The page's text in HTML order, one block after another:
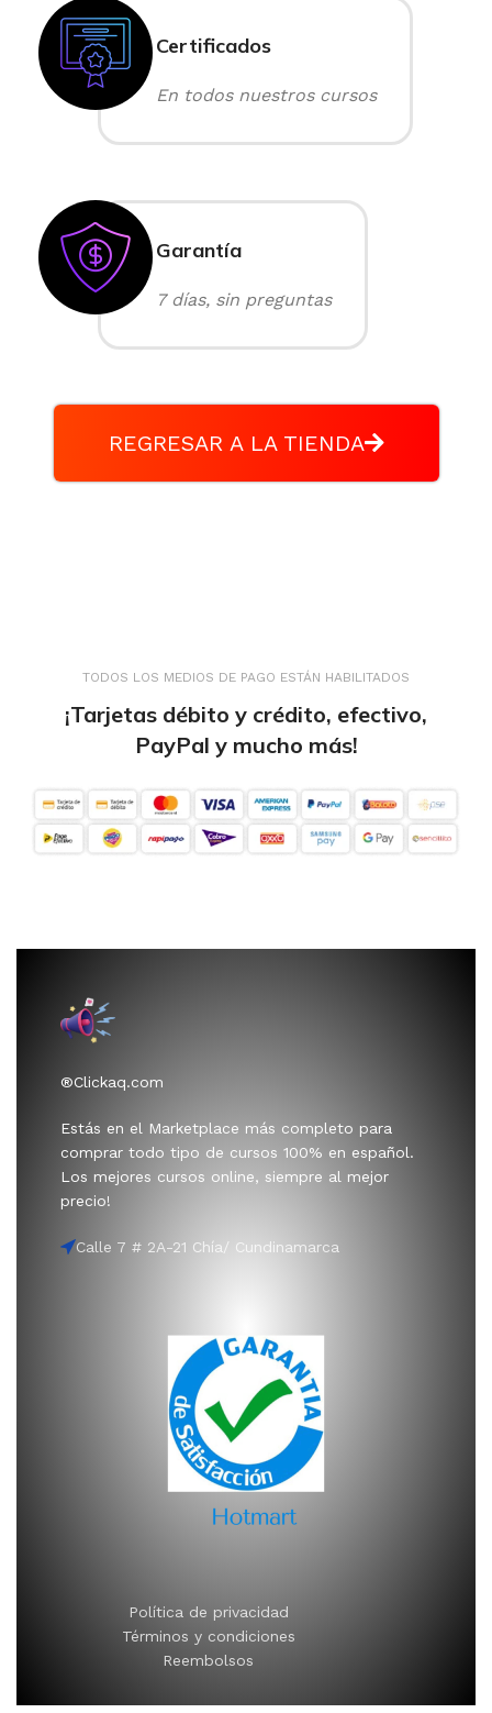
Certificados
En todos nuestros cursos
Garantía
7 días, sin preguntas
REGRESAR A LA TIENDA
TODOS LOS MEDIOS DE PAGO ESTÁN HABILITADOS
¡Tarjetas débito y crédito, efectivo,
PayPal y mucho más!
®Clickaq.com
Estás en el Marketplace más completo para
comprar todo tipo de cursos 100% en español.
Los mejores cursos online, siempre al mejor
precio!
Calle 7 # 2A-21 Chía/ Cundinamarca
Política de privacidad
Términos y condiciones
Reembolsos